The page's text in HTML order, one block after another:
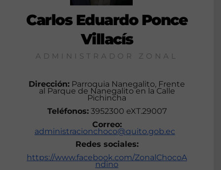
Carlos Eduardo Ponce
Villacís
ADMINISTRADOR ZONAL
Dirección: Parroquia Nanegalito, Frente
al Parque de Nanegalito en la Calle
Pichincha
Teléfonos:3952300 eXT.29007
Correo:
administracionchoco@quito.gob.ec
Redes sociales:
https://www.facebook.com/ZonalChocoA
ndino